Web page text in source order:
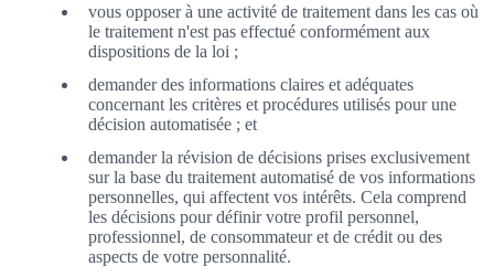
vous opposer à une activité de traitement dans les cas où
le traitement n'est pas effectué conformément aux
dispositions de la loi ;
demander des informations claires et adéquates
concernant les critères et procédures utilisés pour une
décision automatisée ; et
demander la révision de décisions prises exclusivement
sur la base du traitement automatisé de vos informations
personnelles, qui affectent vos intérêts. Cela comprend
les décisions pour définir votre profil personnel,
professionnel, de consommateur et de crédit ou des
aspects de votre personnalité.